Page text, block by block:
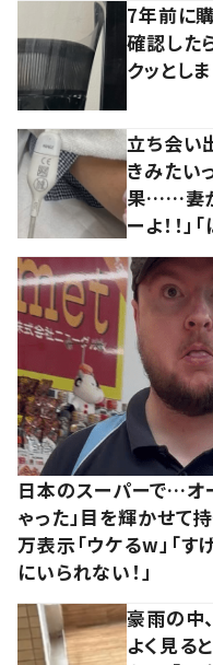
7年前に
確認した
クッとし
立ち会い
きみたい
果……妻が
ーよ！！」
日本のスーパーで…オ
ゃった」目を輝かせて
万表示「ウケるw」「
にいられない！」
豪雨の中
よく見る